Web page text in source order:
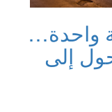
واحدة…
إلى